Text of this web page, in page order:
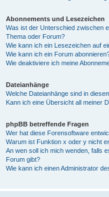
Abonnements und Lesezeichen
Was ist der Unterschied zwischen
Thema oder Forum?
Wie kann ich ein Lesezeichen auf
Wie kann ich ein Forum
Wie deaktiviere ich meine
Dateianhänge
Welche Dateianhänge sind in
Kann ich eine Übersicht all meiner
phpBB betreffende Fragen
Wer hat diese Forensoftware
Warum ist Funktion x oder y nicht
An wen soll ich mich wenden, falls
Forum gibt?
Wie kann ich einen Administrator